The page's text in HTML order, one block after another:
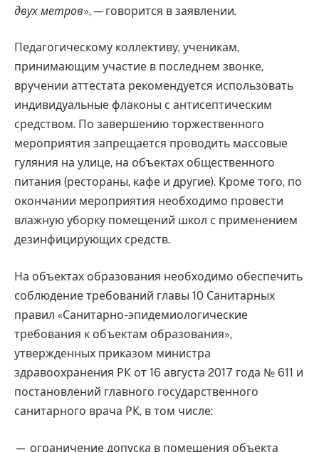
двух метров», — говорится в заявлении.
Педагогическому коллективу, ученикам,
принимающим участие в последнем звонке,
вручении аттестата рекомендуется использовать
индивидуальные флаконы с антисептическим
средством. По завершению торжественного
мероприятия запрещается проводить массовые
гуляния на улице, на объектах общественного
питания (рестораны, кафе и другие). Кроме того, по
окончании мероприятия необходимо провести
влажную уборку помещений школ с применением
дезинфицирующих средств.
На объектах образования необходимо обеспечить
соблюдение требований главы 10 Санитарных
правил «Санитарно-эпидемиологические
требования к объектам образования»,
утвержденных приказом министра
здравоохранения РК от 16 августа 2017 года № 611 и
постановлений главного государственного
санитарного врача РК, в том числе:
— ограничение допуска в помещения объекта